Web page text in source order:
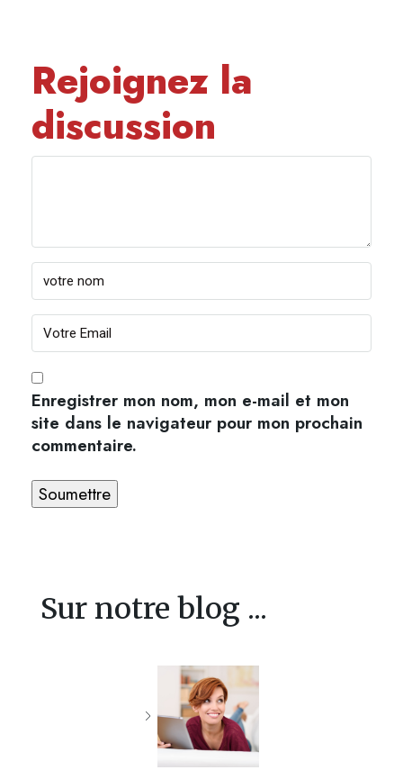
Rejoignez la
discussion
Enregistrer mon nom, mon e-mail et mon
site dans le navigateur pour mon prochain
commentaire.
Sur notre blog ...